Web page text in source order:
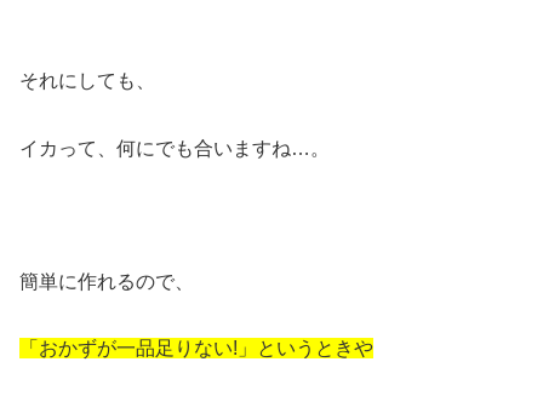
それにしても、
イカって、何にでも合いますね…。
簡単に作れるので、
「おかずが一品足りない!」というときや